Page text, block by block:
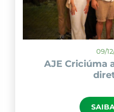
09/
AJE Criciúma